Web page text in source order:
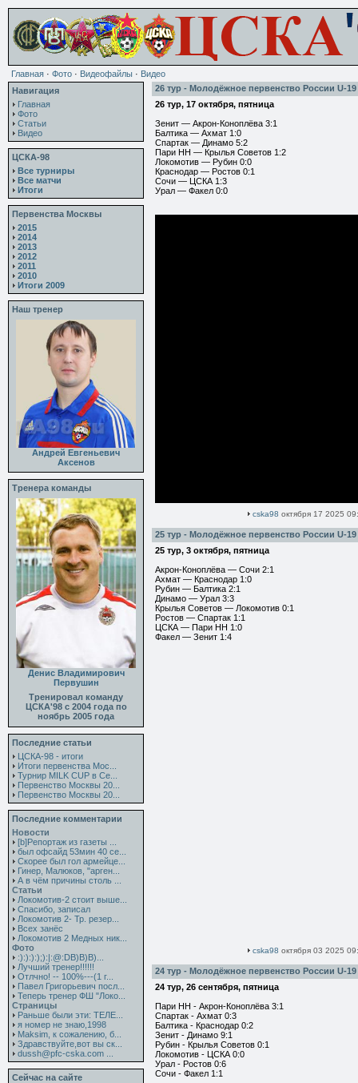
Главная · Фото · Видеофайлы · Видео
Навигация
Главная
Фото
Статьи
Видео
ЦСКА-98
Все турниры
Все матчи
Итоги
Первенства Москвы
2015
2014
2013
2012
2011
2010
Итоги 2009
Наш тренер
Андрей Евгеньевич
Аксенов
Тренера команды
Денис Владимирович
Первушин
Тренировал команду
ЦСКА'98 с 2004 года по
ноябрь 2005 года
Последние статьи
ЦСКА-98 - итоги
Итоги первенства Мос...
Турнир MILK CUP в Се...
Первенство Москвы 20...
Первенство Москвы 20...
Последние комментарии
Новости
[b]Репортаж из газеты ...
был офсайд 53мин 40 се...
Скорее был гол армейце...
Гинер, Малюков, "арген...
А в чём причины столь ...
Статьи
Локомотив-2 стоит выше...
Спасибо, записал
Локомотив 2- Тр. резер...
Всех занёс
Локомотив 2 Медных ник...
Фото
:):):):);):|:@:DB)B)B)...
Лучший тренер!!!!!!
Отлчно! -- 100%---(1 г...
Павел Григорьевич посл...
Теперь тренер ФШ "Локо...
Страницы
Раньше были эти: ТЕЛЕ...
я номер не знаю,1998
Maksim, к сожалению, б...
Здравствуйте,вот вы ск...
dussh@pfc-cska.com ...
Сейчас на сайте
26 тур - Молодёжное первенство России U-19
26 тур, 17 октября, пятница
Зенит — Акрон-Коноплёва 3:1
Балтика — Ахмат 1:0
Спартак — Динамо 5:2
Пари НН — Крылья Советов 1:2
Локомотив — Рубин 0:0
Краснодар — Ростов 0:1
Сочи — ЦСКА 1:3
Урал — Факел 0:0
cska98 октября 17 2025
25 тур - Молодёжное первенство России U-19
25 тур, 3 октября, пятница
Акрон-Коноплёва — Сочи 2:1
Ахмат — Краснодар 1:0
Рубин — Балтика 2:1
Динамо — Урал 3:3
Крылья Советов — Локомотив 0:1
Ростов — Спартак 1:1
ЦСКА — Пари НН 1:0
Факел — Зенит 1:4
cska98 октября 03 2025
24 тур - Молодёжное первенство России U-19
24 тур, 26 сентября, пятница
Пари НН - Акрон-Коноплёва 3:1
Спартак - Ахмат 0:3
Балтика - Краснодар 0:2
Зенит - Динамо 9:1
Рубин - Крылья Советов 0:1
Локомотив - ЦСКА 0:0
Урал - Ростов 0:6
Сочи - Факел 1:1